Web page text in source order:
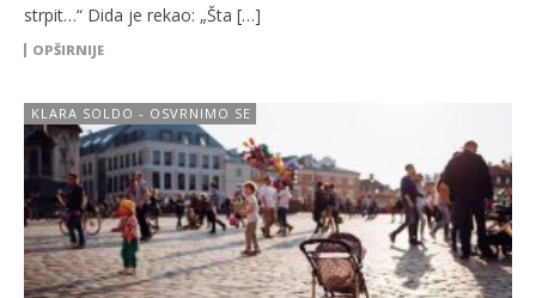
strpit…“ Dida je rekao: „Šta […]
OPŠIRNIJE
KLARA SOLDO - OSVRNIMO SE